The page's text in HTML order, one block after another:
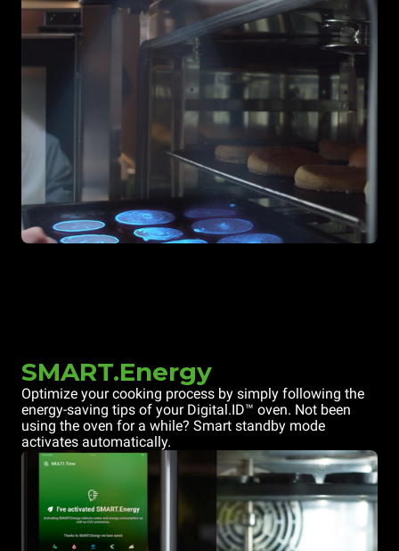
SMART.Energy
Optimize your cooking process by simply following the
energy-saving tips of your Digital.ID™ oven. Not been
using the oven for a while? Smart standby mode
activates automatically.